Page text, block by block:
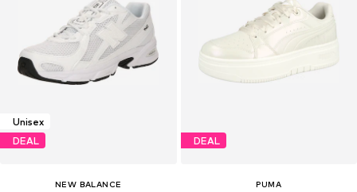
Unisex
DEAL
NEW BALANCE
DEAL
PUMA